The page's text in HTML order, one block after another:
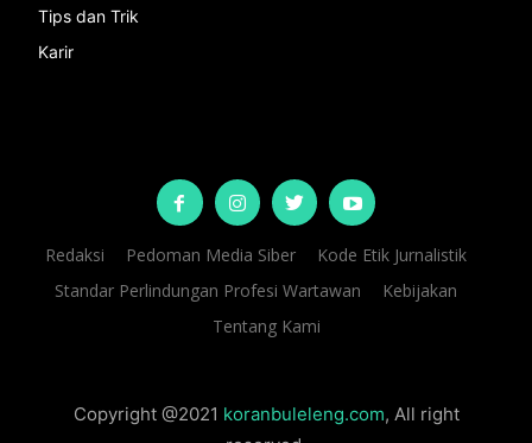
Tips dan Trik
Karir
Redaksi Pedoman Media Siber
Kode Etik Jurnalistik
Standar Perlindungan Profesi Wartawan
Kebijakan
Tentang Kami
Copyright @2021 koranbuleleng.com, All right